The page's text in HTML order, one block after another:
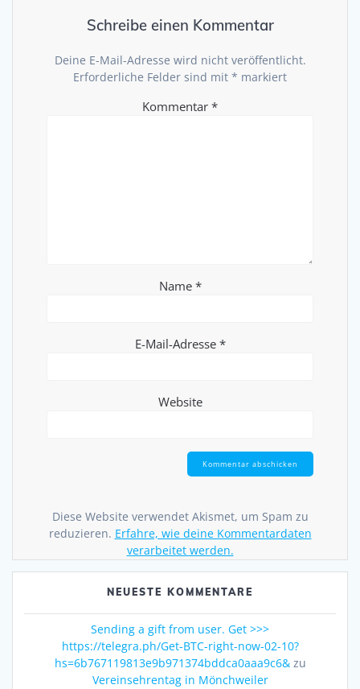
Schreibe einen Kommentar
Deine E-Mail-Adresse wird nicht veröffentlicht.
Erforderliche Felder sind mit * markiert
Kommentar *
Name *
E-Mail-Adresse *
Website
Diese Website verwendet Akismet, um Spam zu
reduzieren. Erfahre, wie deine Kommentardaten
verarbeitet werden.
NEUESTE KOMMENTARE
Sending a gift from user. Get >>>
https://telegra.ph/Get-BTC-right-now-02-10?
hs=6b767119813e9b971374bddca0aaa9c6&zu
Vereinsehrentag in Mönchweiler